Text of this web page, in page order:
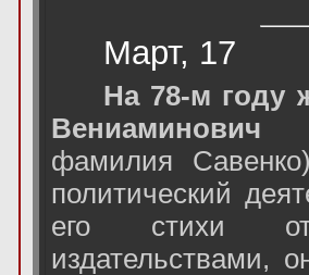
Март, 17
На 78-м году
Вениаминович
фамилия
политический
его стихи
издательствами,